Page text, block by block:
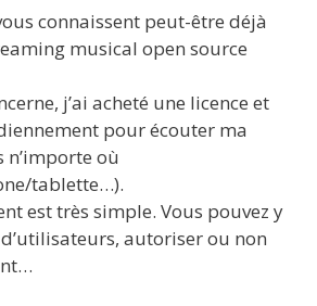
connaissent peut-être déjà
musical open source
j’ai acheté une licence et
pour écouter ma
où
tablette…).
est très simple. Vous pouvez y
autoriser ou non